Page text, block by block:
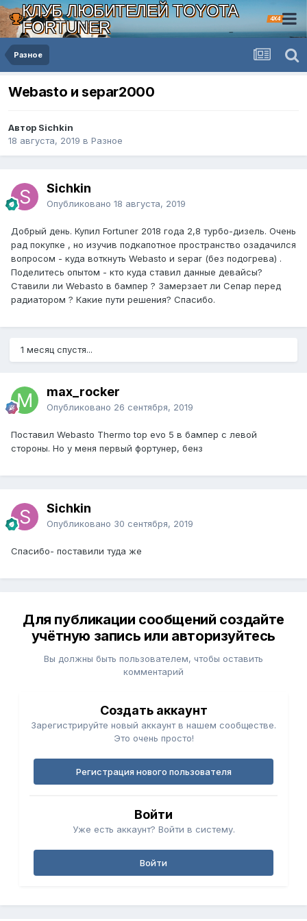
КЛУБ ЛЮБИТЕЛЕЙ TOYOTA
FORTUNER
4X4
Разное
Webasto и separ2000
Автор Sichkin
18 августа, 2019 в Разное
Sichkin
Опубликовано 18 августа, 2019
Добрый день. Купил Fortuner 2018 года 2,8 турбо-дизель. Очень
рад покупке , но изучив подкапотное пространство озадачился
вопросом - куда воткнуть Webasto и separ (без подогрева) .
Поделитесь опытом - кто куда ставил данные девайсы?
Ставили ли Webasto в бампер ? Замерзает ли Сепар перед
радиатором ? Какие пути решения? Спасибо.
1 месяц спустя...
max_rocker
Опубликовано 26 сентября, 2019
Поставил Webasto Thermo top evo 5 в бампер с левой
стороны. Но у меня первый фортунер, бенз
Sichkin
Опубликовано 30 сентября, 2019
Спасибо- поставили туда же
Для публикации сообщений создайте
учётную запись или авторизуйтесь
Вы должны быть пользователем, чтобы оставить
комментарий
Создать аккаунт
Зарегистрируйте новый аккаунт в нашем сообществе.
Это очень просто!
Регистрация нового пользователя
Войти
Уже есть аккаунт? Войти в систему.
Войти